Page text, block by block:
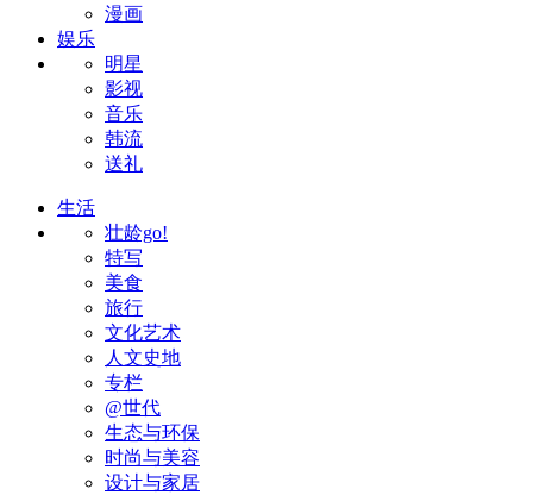
漫画
娱乐
明星
影视
音乐
韩流
送礼
生活
壮龄go!
特写
美食
旅行
文化艺术
人文史地
专栏
@世代
生态与环保
时尚与美容
设计与家居